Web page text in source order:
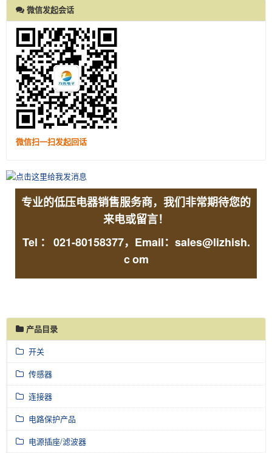
微信发起会话
微信扫一扫发起回话
专业的低压电器销售服务商，我们非常期待您的
来电或留言！
Tel ： 021-80158377，Email：sales@lizhish.
com
产品目录
开关
传感器
连接器
电路保护产品
电源插座/滤波器